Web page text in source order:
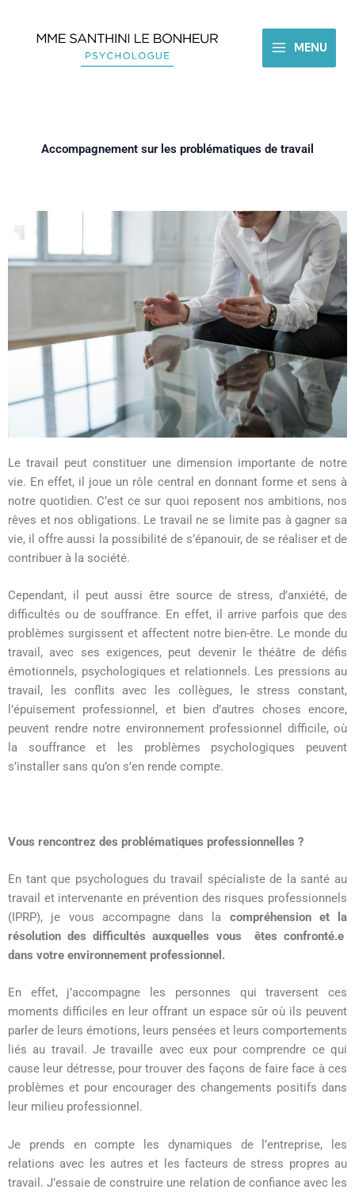
contenu
MENU
Accompagnement sur les problématiques de travail
Le travail peut constituer une dimension importante de notre
vie. En effet, il joue un rôle central en donnant forme et sens à
notre quotidien. C’est ce sur quoi reposent nos ambitions, nos
rêves et nos obligations. Le travail ne se limite pas à gagner sa
vie, il offre aussi la possibilité de s’épanouir, de se réaliser et de
contribuer à la société.
Cependant, il peut aussi être source de stress, d’anxiété, de
difficultés ou de souffrance. En effet, il arrive parfois que des
problèmes surgissent et affectent notre bien-être. Le monde du
travail, avec ses exigences, peut devenir le théâtre de défis
émotionnels, psychologiques et relationnels. Les pressions au
travail, les conflits avec les collègues, le stress constant,
l’épuisement professionnel, et bien d’autres choses encore,
peuvent rendre notre environnement professionnel difficile, où
la souffrance et les problèmes psychologiques peuvent
s’installer sans qu’on s’en rende compte.
Vous rencontrez des problématiques professionnelles ?
En tant que psychologues du travail spécialiste de la santé au
travail et intervenante en prévention des risques professionnels
(IPRP), je vous accompagne dans la compréhension et la
résolution des difficultés auxquelles vous êtes confronté.e
dans votre environnement professionnel.
En effet, j’accompagne les personnes qui traversent ces
moments difficiles en leur offrant un espace sûr où ils peuvent
parler de leurs émotions, leurs pensées et leurs comportements
liés au travail. Je travaille avec eux pour comprendre ce qui
cause leur détresse, pour trouver des façons de faire face à ces
problèmes et pour encourager des changements positifs dans
leur milieu professionnel.
Je prends en compte les dynamiques de l’entreprise, les
relations avec les autres et les facteurs de stress propres au
travail. J’essaie de construire une relation de confiance avec les